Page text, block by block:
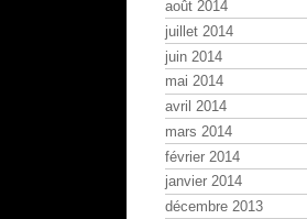
août 2014
juillet 2014
juin 2014
mai 2014
avril 2014
mars 2014
février 2014
janvier 2014
décembre 2013